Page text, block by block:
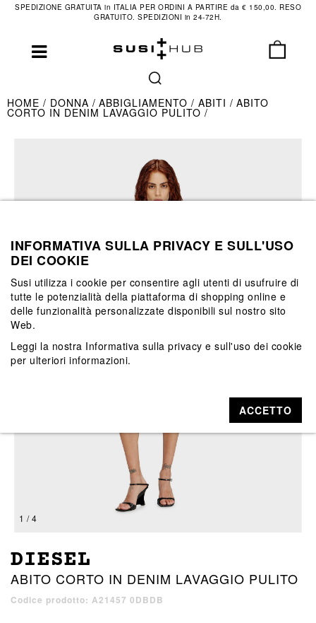
SPEDIZIONE GRATUITA in ITALIA PER ORDINI A PARTIRE da € 150,00. RESO
GRATUITO. SPEDIZIONI in 24-72H.
HOME DONNA ABBIGLIAMENTO ABITI ABITO
CORTO IN DENIM LAVAGGIO PULITO
1 / 4
DIESEL
ABITO CORTO IN DENIM LAVAGGIO PULITO
Codice prodotto: A21457 0DBDB
INFORMATIVA SULLA PRIVACY E SULL'USO
DEI COOKIE
Susi utilizza i cookie per consentire agli utenti di usufruire di
tutte le potenzialità della piattaforma di shopping online e
delle funzionalità personalizzate disponibili sul nostro sito
Web.
Leggi la nostra Informativa sulla privacy e sull'uso dei cookie
per ulteriori informazioni.
ACCETTO